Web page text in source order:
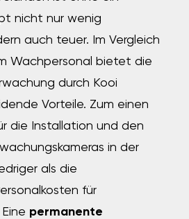
nicht nur wenig
auch teuer. Im Vergleich
Wachpersonal bietet die
durch Kooi
Vorteile. Zum einen
die Installation und den
in der
als die
für
Eine permanente